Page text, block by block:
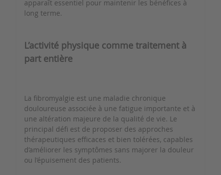
apparaît essentiel pour maintenir les bénéfices à
long terme.
L’activité physique comme traitement à
part entière
La fibromyalgie est une maladie chronique
douloureuse associée à une fatigue importante et à
une altération majeure de la qualité de vie. Le
principal défi est de proposer des approches
thérapeutiques efficaces et bien tolérées, capables
d’améliorer les symptômes sans majorer la douleur
ou l’épuisement des patients.